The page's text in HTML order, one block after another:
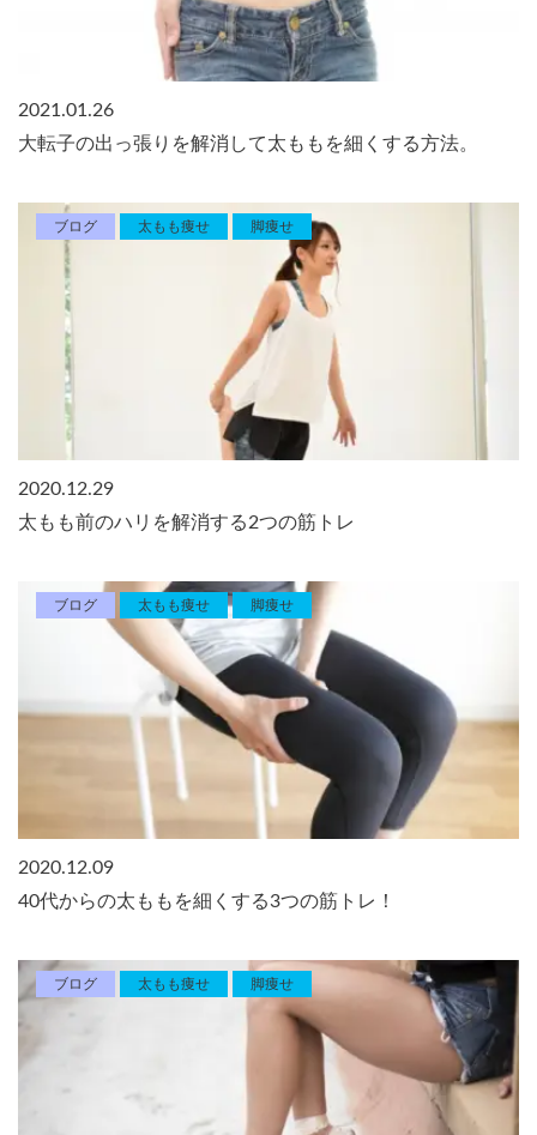
2021.01.26
大転子の出っ張りを解消して太ももを細くする方法。
ブログ 太もも痩せ 脚痩せ
2020.12.29
太もも前のハリを解消する2つの筋トレ
ブログ 太もも痩せ 脚痩せ
2020.12.09
40代からの太ももを細くする3つの筋トレ！
ブログ 太もも痩せ 脚痩せ